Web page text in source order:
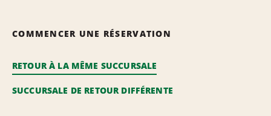
COMMENCER UNE RÉSERVATION
RETOUR À LA MÊME SUCCURSALE
SUCCURSALE DE RETOUR DIFFÉRENTE